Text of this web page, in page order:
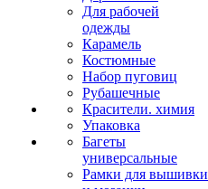
Для рабочей
одежды
Карамель
Костюмные
Набор пуговиц
Рубашечные
Красители. химия
Упаковка
Багеты
универсальные
Рамки для вышивки